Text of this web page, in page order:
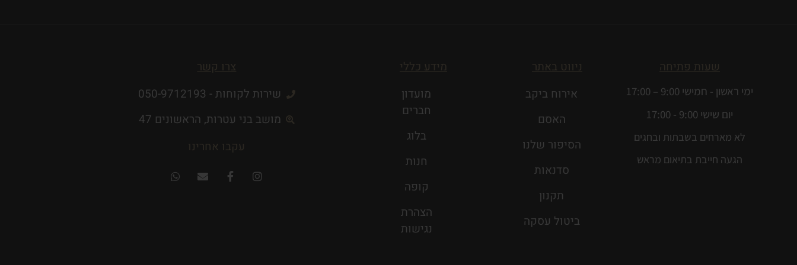
שעות פתיחה
ימי ראשון - חמישי 9:00 – 17:00
יום שישי 9:00 - 17:00
לא מארחים בשבתות ובחגים
הגעה חייבת בתיאום מראש
ניווט באתר
אירוח ביקב
האסם
הסיפור שלנו
סדנאות
תקנון
ביטול עסקה
מידע כללי
מועדון
חברים
בלוג
חנות
קופה
הצהרת
נגישות
צרו קשר
שירות לקוחות - 050-9712193
מושב בני עטרות, הראשונים 47
עקבו אחרינו